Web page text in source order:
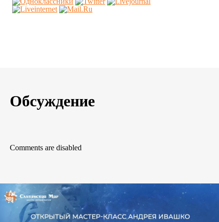
Обсуждение
Comments are disabled